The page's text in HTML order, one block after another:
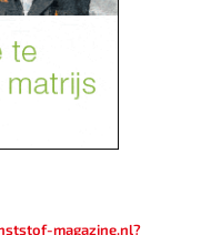
magazine.nl?